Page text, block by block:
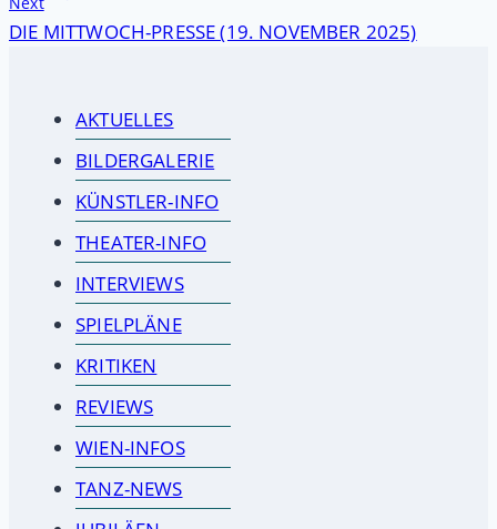
DIE MITTWOCH-PRESSE (19. NOVEMBER 2025)
AKTUELLES
BILDERGALERIE
KÜNSTLER-INFO
THEATER-INFO
INTERVIEWS
SPIELPLÄNE
KRITIKEN
REVIEWS
WIEN-INFOS
TANZ-NEWS